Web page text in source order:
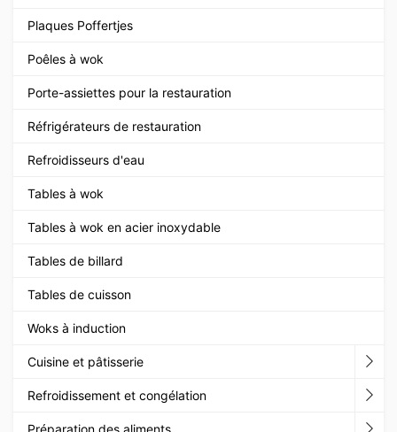
Plaques Poffertjes
Poêles à wok
Porte-assiettes pour la restauration
Réfrigérateurs de restauration
Refroidisseurs d'eau
Tables à wok
Tables à wok en acier inoxydable
Tables de billard
Tables de cuisson
Woks à induction
Cuisine et pâtisserie
Refroidissement et congélation
Préparation des aliments